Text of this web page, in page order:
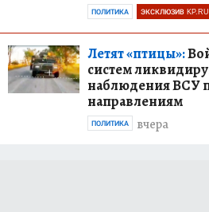
ПОЛИТИКА ЭКСКЛЮЗИВ KP.RU
Летят «птицы»:
систем
наблюдения ВСУ
направлениям
вчера
ПОЛИТИКА